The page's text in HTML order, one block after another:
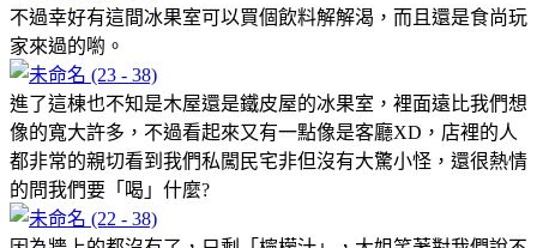
不過幸好有這間冰果室可以買個飲料解解渴，而且還是食尚玩
家來過的喲。
進了這棟也不知是木屋還是鐵皮屋的冰果室，裡面遠比我們想
像的寬大許多，不過看起來又有一點像是客廳XD，店裡的人
都非常的親切看到我們私闖民宅非但沒有大驚小怪，還很熱情
的問我們要「喝」什麼?